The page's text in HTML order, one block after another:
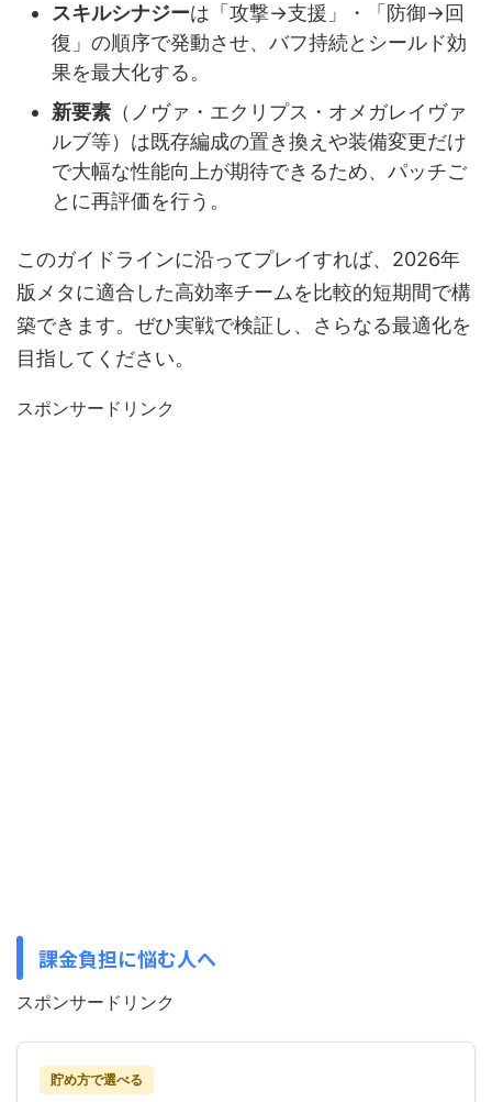
スキルシナジーは「攻撃→支援」・「防御→回
復」の順序で発動させ、バフ持続とシールド効
果を最大化する。
新要素 （ノヴァ・エクリプス・オメガレイヴァ
ルブ等）は既存編成の置き換えや装備変更だけ
で大幅な性能向上が期待できるため、パッチご
とに再評価を行う。
このガイドラインに沿ってプレイすれば、2026年
版メタに適合した高効率チームを比較的短期間で構
築できます。ぜひ実戦で検証し、さらなる最適化を
目指してください。
スポンサードリンク
課金負担に悩む人へ
スポンサードリンク
貯め方で選べる